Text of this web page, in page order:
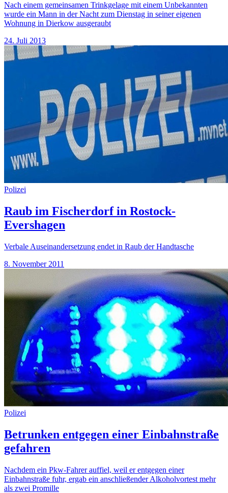
Nach einem gemeinsamen Trinkgelage mit einem Unbekannten
wurde ein Mann in der Nacht zum Dienstag in seiner eigenen
Wohnung in Dierkow ausgeraubt
24. Juli 2013
Polizei
Raub im Fischerdorf in Rostock-
Evershagen
Verbale Auseinandersetzung endet in Raub der Handtasche
8. November 2011
Polizei
Betrunken entgegen einer Einbahnstraße
gefahren
Nachdem ein Pkw-Fahrer auffiel, weil er entgegen einer
Einbahnstraße fuhr, ergab ein anschließender Alkoholvortest mehr
als zwei Promille